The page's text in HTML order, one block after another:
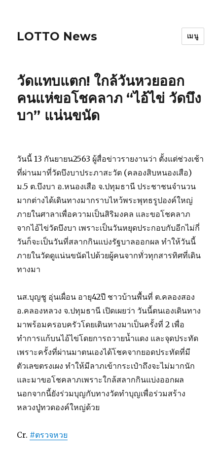
LOTTO News เมนู
วัดแทบแตก! ใกล้วันหวยออก
คนแห่ขอโชคลาภ “ไอ้ไข่ วัดบึง
บา” แน่นขนัด
วันนี้ 13 กันยายน2563 ผู้สื่อข่าวรายงานว่า ตั้งแต่ช่วงเช้า
ที่ผ่านมาที่วัดบึงบาประภาสะวัต (คลองสิบหนองเสือ)
ม.5 ต.บึงบา อ.หนองเสือ จ.ปทุมธานี ประชาชนจำนวน
มากต่างได้เดินทางมากราบไหว้พระพุทธรูปองค์ใหญ่
ภายในศาลาเพื่อความเป็นสิริมงคล และขอโชคลาภ
จากไอ้ไข่วัดบึงบา เพราะเป็นวันหยุดประกอบกับอีกไม่กี่
วันก็จะเป็นวันที่สลากกินแบ่งรัฐบาลออกผล ทำให้วันนี้
ภายในวัดดูแน่นขนัดไปด้วยผู้คนจากทั่วทุกสารทิศที่เดิน
ทางมา
นส.บุญชู อุ่นเผื่อน อายุ42ปี ชาวบ้านพื้นที่ ต.คลองสอง
อ.คลองหลวง จ.ปทุมธานี เปิดเผยว่า วันนี้ตนเองเดินทาง
มาพร้อมครอบครัวโดยเดินทางมาเป็นครั้งที่ 2 เพื่อ
ทำการแก้บนไอ้ไข่โดยการถวายน้ำแดง และจุดประทัด
เพราะครั้งที่ผ่านมาตนเองได้โชคจากยอดประทัดที่มี
ตัวเลขตรงเผง ทำให้มีลาภเข้ากระเป๋าถึงจะไม่มากนัก
และมาขอโชคลาภเพราะใกล้สลากกินแบ่งออกผล
นอกจากนี้ยังร่วมบุญกับทางวัดทำบุญเพื่อร่วมสร้าง
หลวงปู่ทวดองค์ใหญ่ด้วย
Cr. #ตรวจหวย